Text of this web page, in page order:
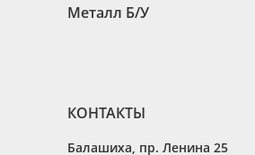
Металл Б/У
КОНТАКТЫ
Балашиха пр. Ленина 25